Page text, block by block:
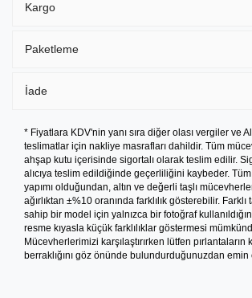
Kargo
Paketleme
İade
* Fiyatlara KDV'nin yanı sıra diğer olası vergiler ve
teslimatlar için nakliye masrafları dahildir. Tüm
ahşap kutu içerisinde sigortalı olarak teslim edilir.
alıcıya teslim edildiğinde geçerliliğini kaybeder.
yapımı olduğundan, altın ve değerli taşlı
ağırlıktan ±%10 oranında farklılık gösterebilir. Farklı
sahip bir model için yalnızca bir fotoğraf
resme kıyasla küçük farklılıklar göstermesi
Mücevherlerimizi karşılaştırırken lütfen
berraklığını göz önünde bulundurduğunuzdan emin